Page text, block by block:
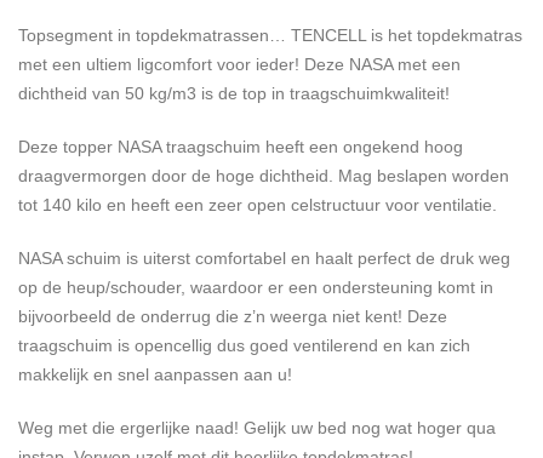
Topsegment in topdekmatrassen… TENCELL is het topdekmatras
met een ultiem ligcomfort voor ieder! Deze NASA met een
dichtheid van 50 kg/m3 is de top in traagschuimkwaliteit!
Deze topper NASA traagschuim heeft een ongekend hoog
draagvermorgen door de hoge dichtheid. Mag beslapen worden
tot 140 kilo en heeft een zeer open celstructuur voor ventilatie.
NASA schuim is uiterst comfortabel en haalt perfect de druk weg
op de heup/schouder, waardoor er een ondersteuning komt in
bijvoorbeeld de onderrug die z’n weerga niet kent! Deze
traagschuim is opencellig dus goed ventilerend en kan zich
makkelijk en snel aanpassen aan u!
Weg met die ergerlijke naad! Gelijk uw bed nog wat hoger qua